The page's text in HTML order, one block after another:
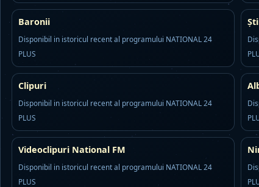
Baronii
Disponibil in istoricul recent al programului NATIONAL 24
PLUS
Clipuri
Disponibil in istoricul recent al programului NATIONAL 24
PLUS
Videoclipuri National FM
Disponibil in istoricul recent al programului NATIONAL 24
PLUS